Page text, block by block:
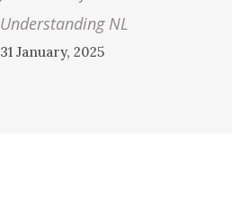
Understanding NL
31 January, 2025